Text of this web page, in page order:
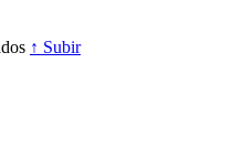
↑ Subir